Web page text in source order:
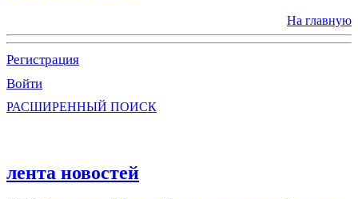
На главную
Регистрация
Войти
РАСШИРЕННЫЙ ПОИСК
лента новостей